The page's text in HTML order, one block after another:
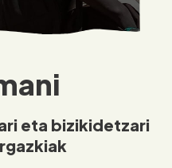
eta bizikidetzari